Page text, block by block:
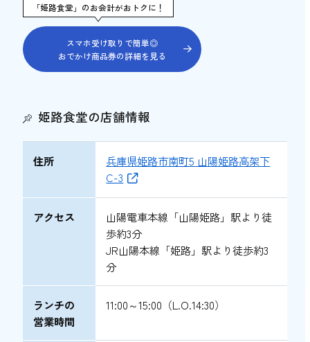
高級焼肉をお弁当で楽しめる【特選肉 徳侍
郎】
南イタリア・シチリアの郷土料理【トラッ
トリア ピッコラシチリア】
郎】
姫路でおいしいランチを楽しもう！
「姫路食堂」のお会計がおトクに！
スマホ受け取りで簡単◎
おでかけ商品券の詳細を見る
姫路食堂の店舗情報
住所
兵庫県姫路市南町5 山陽姫路高架下
C-3
アクセス
山陽電車本線「山陽姫路」駅より徒
歩約3分
JR山陽本線「姫路」駅より徒歩約3
分
ランチの
営業時間
11:00～15:00（L.O.14:30）